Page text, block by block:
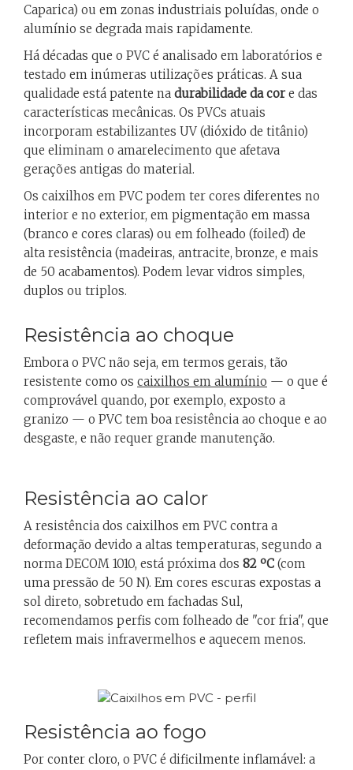
Caparica) ou em zonas industriais poluídas, onde o
alumínio se degrada mais rapidamente.
Há décadas que o PVC é analisado em laboratórios e
testado em inúmeras utilizações práticas. A sua
qualidade está patente na durabilidade da core das
características mecânicas. Os PVCs atuais
incorporam estabilizantes UV (dióxido de titânio)
que eliminam o amarelecimento que afetava
gerações antigas do material.
Os caixilhos em PVC podem ter cores diferentes no
interior e no exterior, em pigmentação em massa
(branco e cores claras) ou em folheado (foiled) de
alta resistência (madeiras, antracite, bronze, e mais
de 50 acabamentos). Podem levar vidros simples,
duplos ou triplos.
Resistência ao choque
Embora o PVC não seja, em termos gerais, tão
resistente como os caixilhos em alumínio — o que é
comprovável quando, por exemplo, exposto a
granizo — o PVC tem boa resistência ao choque e ao
desgaste, e não requer grande manutenção.
Resistência ao calor
A resistência dos caixilhos em PVC contra a
deformação devido a altas temperaturas, segundo a
norma DECOM 1010, está próxima dos 82 ºC (com
uma pressão de 50 N). Em cores escuras expostas a
sol direto, sobretudo em fachadas Sul,
recomendamos perfis com folheado de "cor fria", que
refletem mais infravermelhos e aquecem menos.
Resistência ao fogo
Por conter cloro, o PVC é dificilmente inflamável: a